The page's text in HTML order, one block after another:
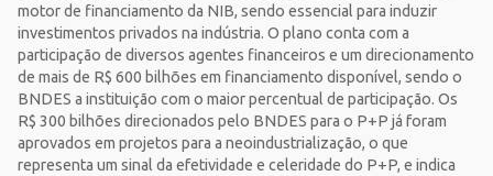
motor de financiamento da NIB, sendo essencial para induzir
investimentos privados na indústria. O plano conta com a
participação de diversos agentes financeiros e um direcionamento
de mais de R$ 600 bilhões em financiamento disponível, sendo o
BNDES a instituição com o maior percentual de participação. Os
R$ 300 bilhões direcionados pelo BNDES para o P+P já foram
aprovados em projetos para a neoindustrialização, o que
representa um sinal da efetividade e celeridade do P+P, e indica